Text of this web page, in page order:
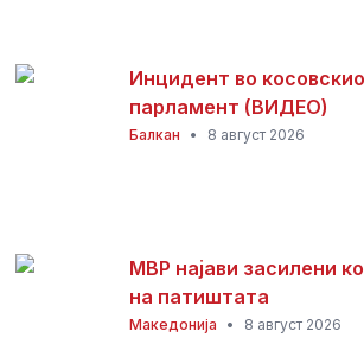
Инцидент во
парламент (ВИДЕО)
Балкан • 8 август 2026
МВР најави засилени
на патиштата
Македонија • 8 август 2026